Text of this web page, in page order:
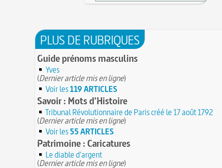
PLUS DE RUBRIQUES
Guide prénoms masculins
Yves
(Dernier article mis en ligne)
Voir les119 ARTICLES
Savoir : Mots d’Histoire
Tribunal Révolutionnaire de Paris créé le 17 août 1792
(Dernier article mis en ligne)
Voir les55 ARTICLES
Patrimoine : Caricatures
Le diable d'argent
(Dernier article mis en ligne)